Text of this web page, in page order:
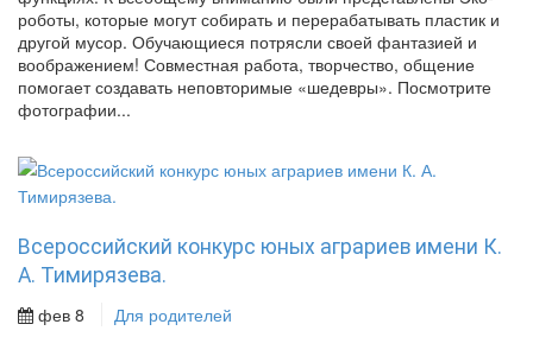
роботы, которые могут собирать и перерабатывать пластик и
другой мусор. Обучающиеся потрясли своей фантазией и
воображением! Совместная работа, творчество, общение
помогает создавать неповторимые «шедевры». Посмотрите
фотографии...
Всероссийский конкурс юных аграриев имени К.
А. Тимирязева.
фев 8
Для родителей